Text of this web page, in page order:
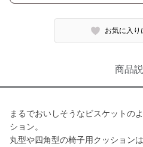
お気に入り
商品
まるでおいしそうなビスケットの
ション。
丸型や四角型の椅子用クッション